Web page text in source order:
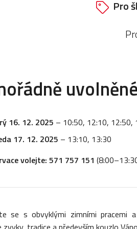
Pro
16. 12. 2025 – 10:50, 12:10, 12:50,
17. 12. 2025 – 13:10, 13:30
volejte: 571 757 151
se s obvyklými zimními pracemi